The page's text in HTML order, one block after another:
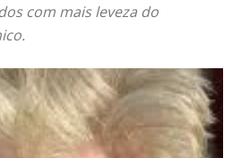
com mais leveza do